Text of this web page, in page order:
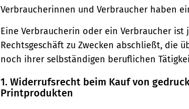
Verbraucherinnen und Verbraucher haben
Eine Verbraucherin oder ein Verbraucher
Rechtsgeschäft zu Zwecken abschließt, die
noch ihrer selbständigen beruflichen
1. Widerrufsrecht beim Kauf von
Printprodukten